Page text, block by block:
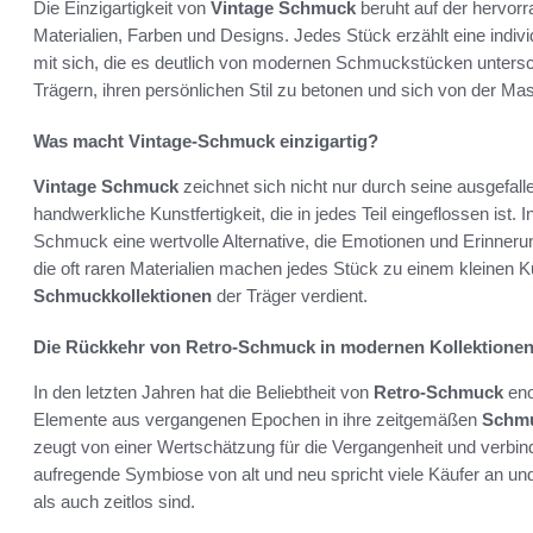
Die Einzigartigkeit von Vintage Schmuck beruht auf der
Materialien, Farben und Designs. Jedes Stück erzählt eine
mit sich, die es deutlich von modernen Schmuckstücken
Trägern, ihren persönlichen Stil zu betonen und sich von der
Was macht Vintage-Schmuck einzigartig?
Vintage Schmuck zeichnet sich nicht nur durch seine
handwerkliche Kunstfertigkeit, die in jedes Teil eingeflossen ist.
Schmuck eine wertvolle Alternative, die Emotionen und
die oft raren Materialien machen jedes Stück zu einem kleinen
Schmuckkollektionen der Träger verdient.
Die Rückkehr von Retro-Schmuck in modernen Kollektionen
In den letzten Jahren hat die Beliebtheit von Retro-Schmuck
Elemente aus vergangenen Epochen in ihre zeitgemäßen
zeugt von einer Wertschätzung für die Vergangenheit und
aufregende Symbiose von alt und neu spricht viele Käufer an
als auch zeitlos sind.